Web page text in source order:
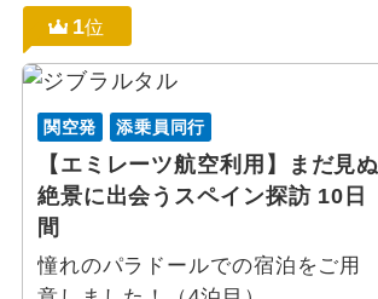
1位
関空発 添乗員同行
【エミレーツ航空利用】まだ見ぬ
絶景に出会うスペイン探訪 10日
間
憧れのパラドールでの宿泊をご用